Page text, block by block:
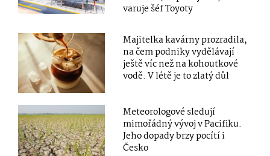
varuje šéf Toyoty
Majitelka kavárny prozradila,
na čem podniky vydělávají
ještě víc než na kohoutkové
vodě. V létě je to zlatý důl
Meteorologové sledují
mimořádný vývoj v Pacifiku.
Jeho dopady brzy pocítí i
Česko